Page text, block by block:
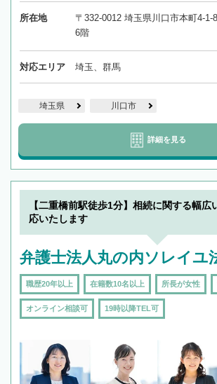
所在地
〒332-0012 埼玉県川口市本町4-1-
6階
対応エリア 埼玉、群馬
埼玉県 川口市
詳細を見る
【二重橋前駅徒歩1分】相続に関する幅広
応いたします
弁護士法人丸の内ソレイユ
職歴20年以上 在籍数10名以上 所長が女性
オンライン相談可 19時以降TEL可